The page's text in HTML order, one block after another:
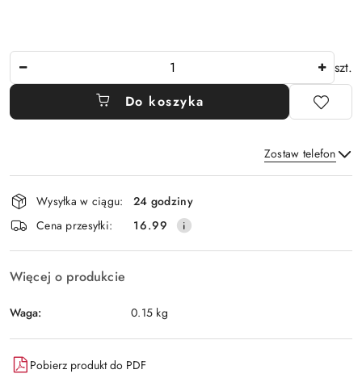
szt.
Do koszyka
Zostaw telefon
Wyślij
Dostępność
i
dostawa
Wysyłka w ciągu:
24 godziny
Cena przesyłki:
16.99
Więcej o produkcie
Waga: 0.15 kg
Pobierz produkt do PDF